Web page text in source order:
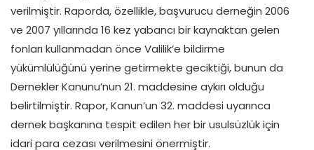
verilmiştir. Raporda, özellikle, başvurucu derneğin 2006
ve 2007 yıllarında 16 kez yabancı bir kaynaktan gelen
fonları kullanmadan önce Valilik’e bildirme
yükümlülüğünü yerine getirmekte geciktiği, bunun da
Dernekler Kanunu’nun 21. maddesine aykırı olduğu
belirtilmiştir. Rapor, Kanun’un 32. maddesi uyarınca
dernek başkanına tespit edilen her bir usulsüzlük için
idari para cezası verilmesini önermiştir.